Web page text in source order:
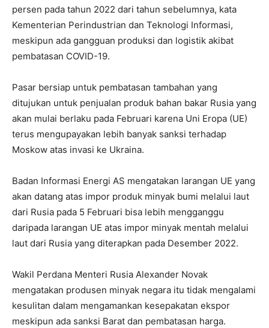
persen pada tahun 2022 dari tahun sebelumnya, kata
Kementerian Perindustrian dan Teknologi Informasi,
meskipun ada gangguan produksi dan logistik akibat
pembatasan COVID-19.
Pasar bersiap untuk pembatasan tambahan yang
ditujukan untuk penjualan produk bahan bakar Rusia yang
akan mulai berlaku pada Februari karena Uni Eropa (UE)
terus mengupayakan lebih banyak sanksi terhadap
Moskow atas invasi ke Ukraina.
Badan Informasi Energi AS mengatakan larangan UE yang
akan datang atas impor produk minyak bumi melalui laut
dari Rusia pada 5 Februari bisa lebih mengganggu
daripada larangan UE atas impor minyak mentah melalui
laut dari Rusia yang diterapkan pada Desember 2022.
Wakil Perdana Menteri Rusia Alexander Novak
mengatakan produsen minyak negara itu tidak mengalami
kesulitan dalam mengamankan kesepakatan ekspor
meskipun ada sanksi Barat dan pembatasan harga.